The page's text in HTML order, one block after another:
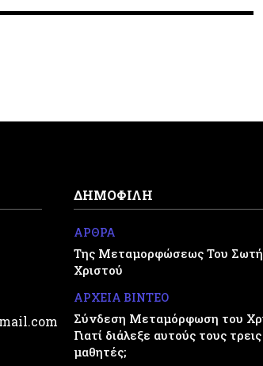
ΔΗΜΟΦΙΛΗ
ΑΡΘΡΑ
Της Μεταμορφώσεως Του
Χριστού
ΑΡΧΕΙΑ ΒΙΝΤΕΟ
Σύνδεση Μεταμόρφωση του
Γιατί διάλεξε αυτούς τους τρεις
μαθητές;